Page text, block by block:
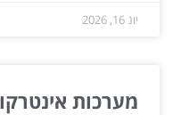
יונ 16, 2026
מערכות